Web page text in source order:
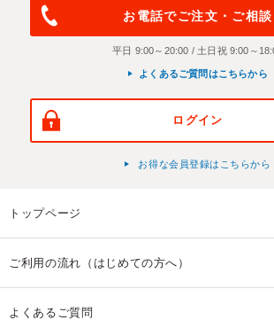
お電話でご注文・ご相談
平日 9:00～20:00 / 土日祝 9:00～
よくあるご質問はこちらから
ログイン
お得な会員登録はこちらから
トップページ
ご利用の流れ（はじめての方へ）
よくあるご質問